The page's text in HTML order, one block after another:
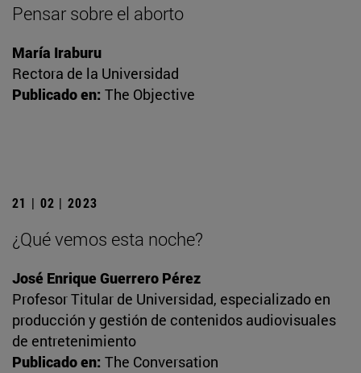
Pensar sobre el aborto
María Iraburu
Rectora de la Universidad
Publicado en: The Objective
21 | 02 | 2023
¿Qué vemos esta noche?
José Enrique Guerrero Pérez
Profesor Titular de Universidad, especializado en
producción y gestión de contenidos audiovisuales
de entretenimiento
Publicado en: The Conversation